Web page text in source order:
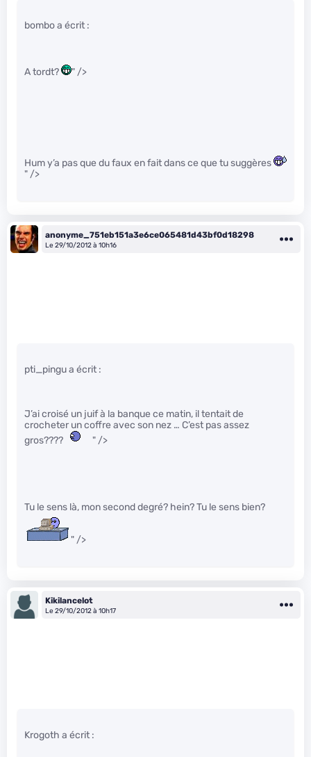
bombo a écrit :
A tordt? " />
Hum y’a pas que du faux en fait dans ce que tu suggères
" />
anonyme_751eb151a3e6ce065481d43bf0d18298
Le 29/10/2012 à 10h16
pti_pingu a écrit :
J’ai croisé un juif à la banque ce matin, il tentait de
crocheter un coffre avec son nez … C’est pas assez
gros????
" />
Tu le sens là, mon second degré? hein? Tu le sens bien?
" />
Kikilancelot
Le 29/10/2012 à 10h17
Krogoth a écrit :